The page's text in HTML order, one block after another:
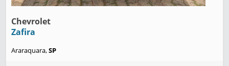
Chevrolet
Zafira
Araraquara,SP